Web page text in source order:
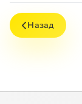
Назад